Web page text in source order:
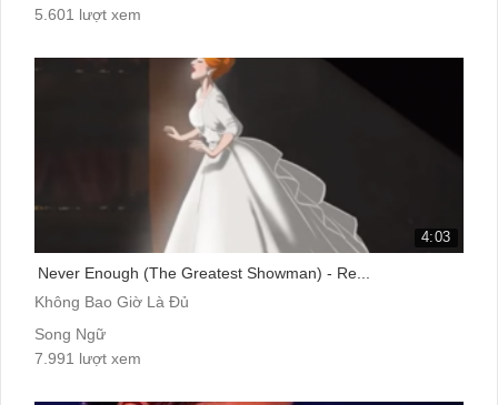
5.601 lượt xem
4:03
Never Enough (The Greatest Showman) - Re...
Không Bao Giờ Là Đủ
Song Ngữ
7.991 lượt xem